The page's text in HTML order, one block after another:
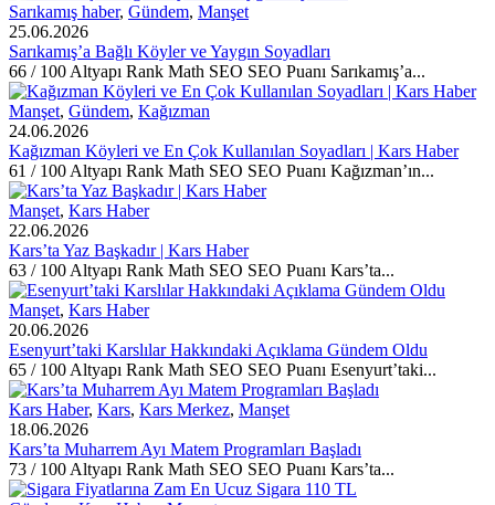
Sarıkamış haber, Gündem, Manşet
25.06.2026
Sarıkamış’a Bağlı Köyler ve Yaygın Soyadları
66 / 100 Altyapı Rank Math SEO SEO Puanı Sarıkamış’a...
Manşet, Gündem, Kağızman
24.06.2026
Kağızman Köyleri ve En Çok Kullanılan Soyadları | Kars Haber
61 / 100 Altyapı Rank Math SEO SEO Puanı Kağızman’ın...
Manşet, Kars Haber
22.06.2026
Kars’ta Yaz Başkadır | Kars Haber
63 / 100 Altyapı Rank Math SEO SEO Puanı Kars’ta...
Manşet, Kars Haber
20.06.2026
Esenyurt’taki Karslılar Hakkındaki Açıklama Gündem Oldu
65 / 100 Altyapı Rank Math SEO SEO Puanı Esenyurt’taki...
Kars Haber, Kars, Kars Merkez, Manşet
18.06.2026
Kars’ta Muharrem Ayı Matem Programları Başladı
73 / 100 Altyapı Rank Math SEO SEO Puanı Kars’ta...